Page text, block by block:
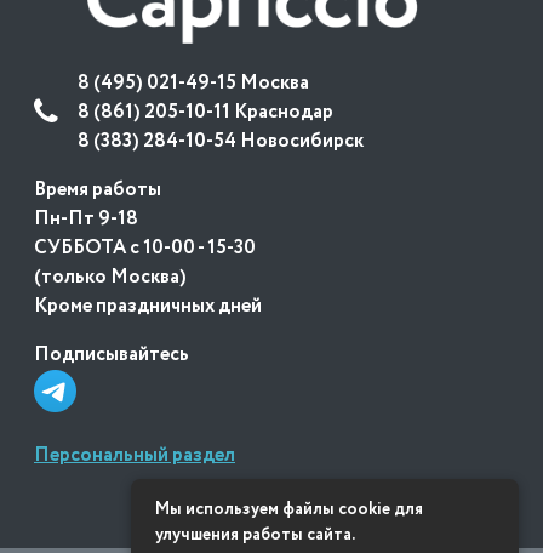
8 (495) 021-49-15 Москва
8 (861) 205-10-11 Краснодар
8 (383) 284-10-54 Новосибирск
Время работы
Пн-Пт 9-18
СУББОТА с 10-00 - 15-30
(только Москва)
Кроме праздничных дней
Подписывайтесь
Персональный раздел
Мы используем файлы cookie для
улучшения работы сайта.